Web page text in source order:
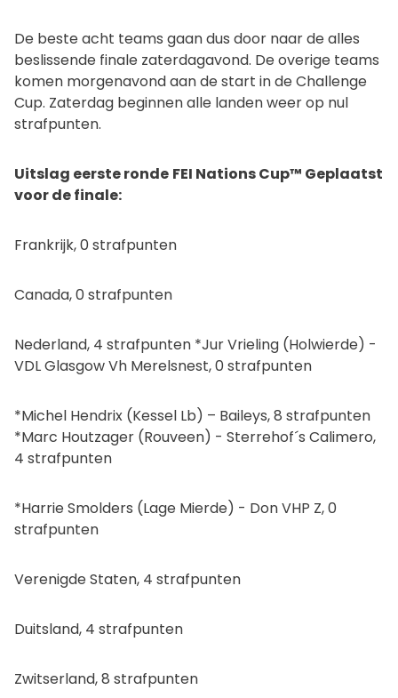
De beste acht teams gaan dus door naar de alles
beslissende finale zaterdagavond. De overige teams
komen morgenavond aan de start in de Challenge
Cup. Zaterdag beginnen alle landen weer op nul
strafpunten.
Uitslag eerste ronde FEI Nations Cup™ Geplaatst
voor de finale:
Frankrijk, 0 strafpunten
Canada, 0 strafpunten
Nederland, 4 strafpunten *Jur Vrieling (Holwierde) -
VDL Glasgow Vh Merelsnest, 0 strafpunten
*Michel Hendrix (Kessel Lb) – Baileys, 8 strafpunten
*Marc Houtzager (Rouveen) - Sterrehof´s Calimero,
4 strafpunten
*Harrie Smolders (Lage Mierde) - Don VHP Z, 0
strafpunten
Verenigde Staten, 4 strafpunten
Duitsland, 4 strafpunten
Zwitserland, 8 strafpunten